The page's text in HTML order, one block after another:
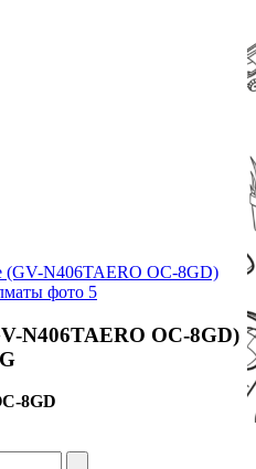
N406TAERO OC-8GD)
8GD